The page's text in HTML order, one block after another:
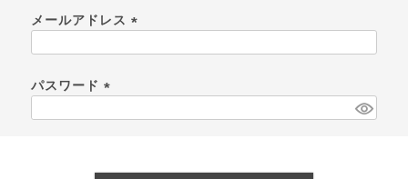
メールアドレス
)
パスワード